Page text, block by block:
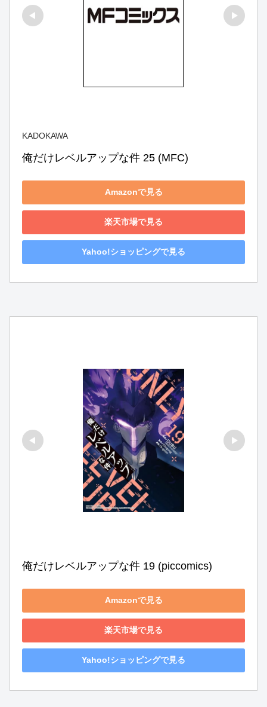
KADOKAWA
俺だけレベルアップな件 25 (MFC)
Amazonで見る
楽天市場で見る
Yahoo!ショッピングで見る
俺だけレベルアップな件 19 (piccomics)
Amazonで見る
楽天市場で見る
Yahoo!ショッピングで見る